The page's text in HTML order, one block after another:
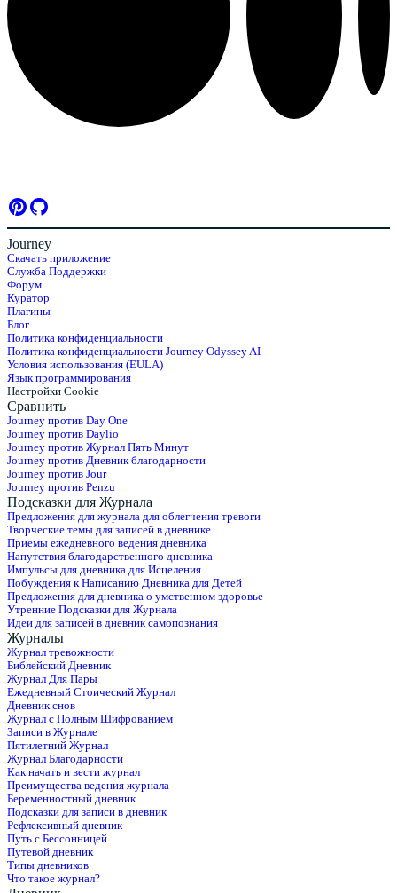
Journey
Скачать приложение
Служба Поддержки
Форум
Куратор
Плагины
Блог
Политика конфиденциальности
Политика конфиденциальности Journey Odyssey AI
Условия использования (EULA)
Язык программирования
Настройки Cookie
Сравнить
Journey против Day One
Journey против Daylio
Journey против Журнал Пять Минут
Journey против Дневник благодарности
Journey против Jour
Journey против Penzu
Подсказки для Журнала
Предложения для журнала для облегчения тревоги
Творческие темы для записей в дневнике
Приемы ежедневного ведения дневника
Напутствия благодарственного дневника
Импульсы для дневника для Исцеления
Побуждения к Написанию Дневника для Детей
Предложения для дневника о умственном здоровье
Утренние Подсказки для Журнала
Идеи для записей в дневник самопознания
Журналы
Журнал тревожности
Библейский Дневник
Журнал Для Пары
Ежедневный Стоический Журнал
Дневник снов
Журнал с Полным Шифрованием
Записи в Журнале
Пятилетний Журнал
Журнал Благодарности
Как начать и вести журнал
Преимущества ведения журнала
Беременностный дневник
Подсказки для записи в дневник
Рефлексивный дневник
Путь с Бессонницей
Путевой дневник
Типы дневников
Что такое журнал?